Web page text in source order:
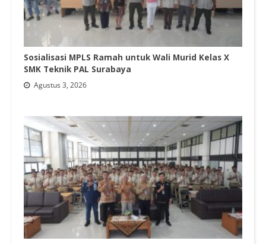
Sosialisasi MPLS Ramah untuk Wali Murid Kelas X
SMK Teknik PAL Surabaya
Agustus 3, 2026